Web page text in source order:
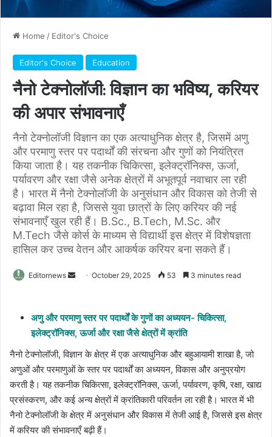
Home / Editor's Choice
Editor's Choice Education
नैनो टेक्नोलॉजी: विज्ञान का भविष्य, करियर
की अपार संभावनाएँ
नैनो टेक्नोलॉजी विज्ञान का एक अत्याधुनिक क्षेत्र है, जिसमें अणु
और परमाणु स्तर पर पदार्थों की संरचना और गुणों को नियंत्रित
किया जाता है। यह तकनीक चिकित्सा, इलेक्ट्रॉनिक्स, ऊर्जा,
पर्यावरण और रक्षा जैसे अनेक क्षेत्रों में अभूतपूर्व नवाचार ला रही
है। भारत में नैनो टेक्नोलॉजी के अनुसंधान और विकास को तेजी से
बढ़ावा मिल रहा है, जिससे युवा छात्रों के लिए करियर की नई
संभावनाएँ खुल रही हैं। B.Sc., B.Tech, M.Sc. और
M.Tech जैसे कोर्स के माध्यम से विद्यार्थी इस क्षेत्र में विशेषज्ञता
हासिल कर उच्च वेतन और आकर्षक करियर बना सकते हैं।
Editornews
SendOctober 29, 2025 53 3 minutes read
अणु और परमाणु स्तर पर पदार्थों के गुणों का अध्ययन- चिकित्सा,
इलेक्ट्रॉनिक्स, ऊर्जा और रक्षा जैसे क्षेत्रों में क्रांति
नैनो टेक्नोलॉजी, विज्ञान के क्षेत्र में एक अत्याधुनिक और बहुआयामी शाखा है, जो
अणुओं और परमाणुओं के स्तर पर पदार्थों का अध्ययन, विकास और अनुप्रयोग
करती है। यह तकनीक चिकित्सा, इलेक्ट्रॉनिक्स, ऊर्जा, पर्यावरण, कृषि, रक्षा, खाद्य
प्रसंस्करण, और कई अन्य क्षेत्रों में क्रांतिकारी परिवर्तन ला रही है। भारत में भी
नैनो टेक्नोलॉजी के क्षेत्र में अनुसंधान और विकास में तेजी आई है, जिससे इस क्षेत्र
में करियर की संभावनाएँ बढ़ी हैं।